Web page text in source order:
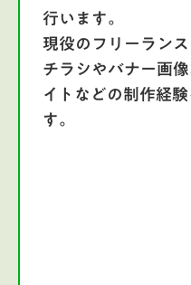
行います。
現役のフリーラン
チラシやバナー画
イトなどの制作経
す。